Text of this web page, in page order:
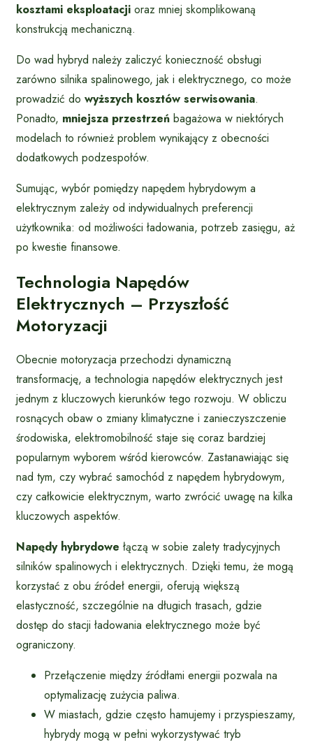
kosztami eksploatacji oraz mniej skomplikowaną
konstrukcją mechaniczną.
Do wad hybryd należy zaliczyć konieczność obsługi
zarówno silnika spalinowego, jak i elektrycznego, co może
prowadzić do wyższych kosztów serwisowania.
Ponadto, mniejsza przestrzeń bagażowa w niektórych
modelach to również problem wynikający z obecności
dodatkowych podzespołów.
Sumując, wybór pomiędzy napędem hybrydowym a
elektrycznym zależy od indywidualnych preferencji
użytkownika: od możliwości ładowania, potrzeb zasięgu, aż
po kwestie finansowe.
Technologia Napędów
Elektrycznych – Przyszłość
Motoryzacji
Obecnie motoryzacja przechodzi dynamiczną
transformację, a technologia napędów elektrycznych jest
jednym z kluczowych kierunków tego rozwoju. W obliczu
rosnących obaw o zmiany klimatyczne i zanieczyszczenie
środowiska, elektromobilność staje się coraz bardziej
popularnym wyborem wśród kierowców. Zastanawiając się
nad tym, czy wybrać samochód z napędem hybrydowym,
czy całkowicie elektrycznym, warto zwrócić uwagę na kilka
kluczowych aspektów.
Napędy hybrydowe łączą w sobie zalety tradycyjnych
silników spalinowych i elektrycznych. Dzięki temu, że mogą
korzystać z obu źródeł energii, oferują większą
elastyczność, szczególnie na długich trasach, gdzie
dostęp do stacji ładowania elektrycznego może być
ograniczony.
Przełączenie między źródłami energii pozwala na
optymalizację zużycia paliwa.
W miastach, gdzie często hamujemy i przyspieszamy,
hybrydy mogą w pełni wykorzystywać tryb